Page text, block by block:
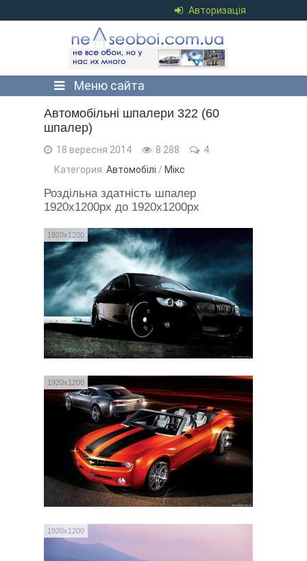
Авторизація
Меню сайта
Автомобільні шпалери 322 (60
шпалер)
18 вересня 2014 8 288
4
Категория: Автомобілі / Мікс
Роздільна здатність шпалер
1920x1200px до 1920x1200px
1920x1200
1920x1200
1920x1200